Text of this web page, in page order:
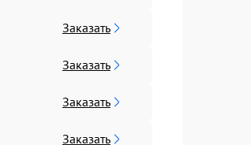
Заказать
Заказать
Заказать
Заказать